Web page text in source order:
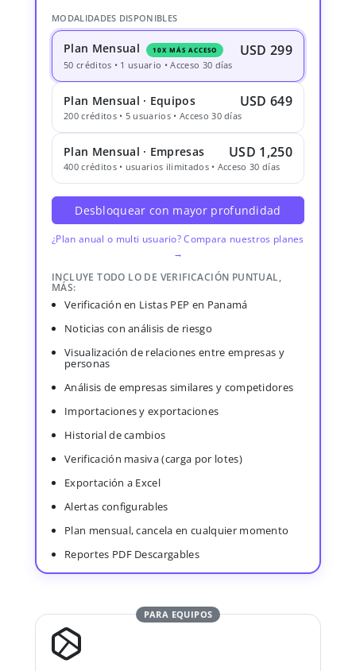
MODALIDADES DISPONIBLES
Plan Mensual 10X MÁS ACCESO USD 299
50 créditos • 1 usuario • Acceso 30 días
Plan Mensual · Equipos USD 649
200 créditos • 5 usuarios • Acceso 30 días
Plan Mensual · Empresas USD 1,250
400 créditos • usuarios ilimitados • Acceso 30 días
Desbloquear con mayor profundidad
¿Plan anual o multi usuario? Compara nuestros planes
→
INCLUYE TODO LO DE VERIFICACIÓN PUNTUAL,
MÁS:
Verificación en Listas PEP en Panamá
Noticias con análisis de riesgo
Visualización de relaciones entre empresas y
personas
Análisis de empresas similares y competidores
Importaciones y exportaciones
Historial de cambios
Verificación masiva (carga por lotes)
Exportación a Excel
Alertas configurables
Plan mensual, cancela en cualquier momento
Reportes PDF Descargables
PARA EQUIPOS